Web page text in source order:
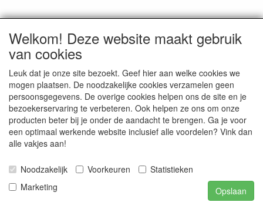
Welkom! Deze website maakt gebruik
van cookies
Leuk dat je onze site bezoekt. Geef hier aan welke cookies we
mogen plaatsen. De noodzakelijke cookies verzamelen geen
persoonsgegevens. De overige cookies helpen ons de site en je
bezoekerservaring te verbeteren. Ook helpen ze ons om onze
producten beter bij je onder de aandacht te brengen. Ga je voor
een optimaal werkende website inclusief alle voordelen? Vink dan
alle vakjes aan!
Noodzakelijk Voorkeuren
Statistieken
Marketing
Opslaan